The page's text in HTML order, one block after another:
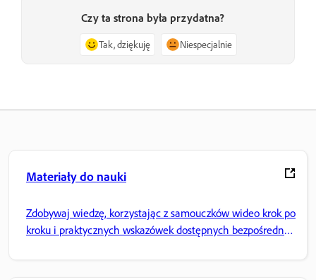
Czy ta strona była przydatna?
Tak, dziękuję Niespecjalnie
Materiały do nauki
Zdobywaj wiedzę, korzystając z samouczków wideo krok po
kroku i praktycznych wskazówek dostępnych bezpośrednio